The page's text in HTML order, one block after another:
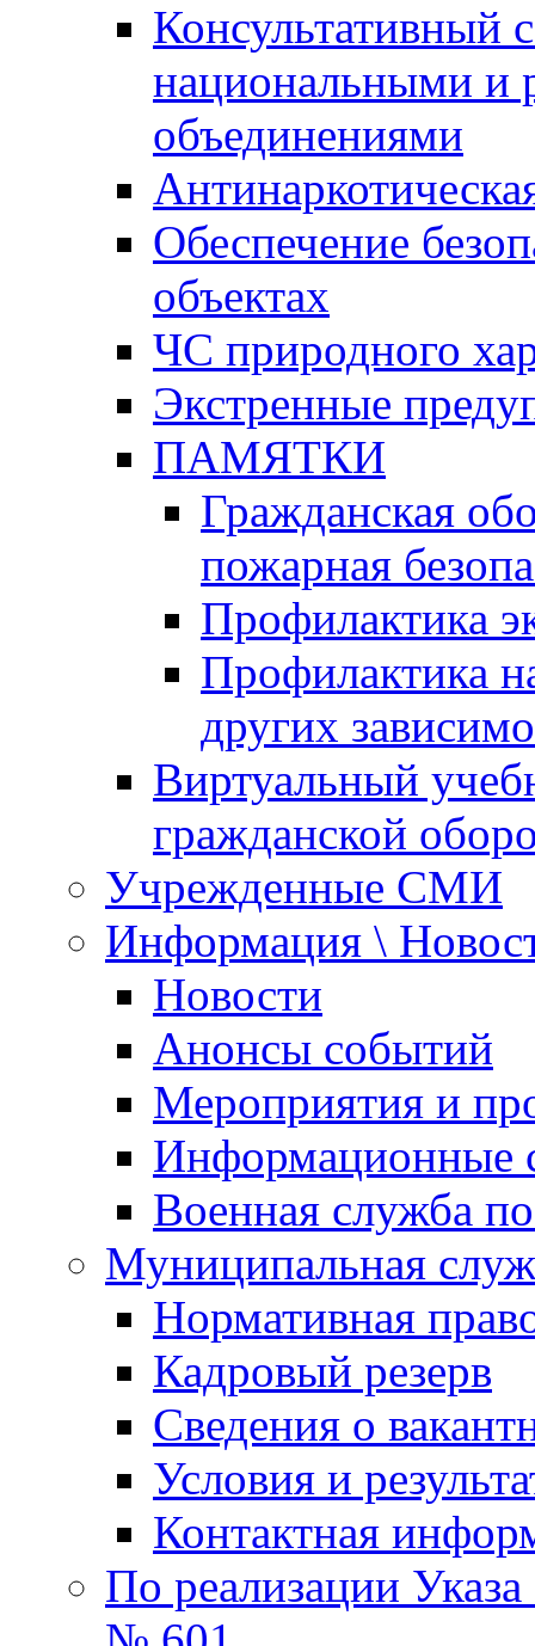
Консультативный
национальными и
объединениями
Обеспечение
объектах
ЧС природного
Экстренные
ПАМЯТКИ
Гражданская
пожарная
Профилактика
Профилактика
других
Виртуальный
гражданской
Учрежденные СМИ
Информация \
Новости
Анонсы событий
Мероприятия и
Информационные
Военная служба
Муниципальная
Нормативная
Кадровый резерв
Сведения о
Условия и
Контактная
По реализации